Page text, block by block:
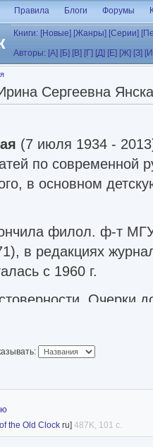
Правила Блоги Форумы
Книги: [Новые] [Жанры] [Серии]
Авторы: [А] [Б] [В] [Г] [Д] [Е] [Ж] [З]
Сергеевна
(7 июля 1934 -
по современной
в основном
филол. ф-т
в редакциях
с 1960 г.
Очерки
М., Этвуд, И. Б.
(1977). Жена
the Old Clock ru] 487K, 101 с.